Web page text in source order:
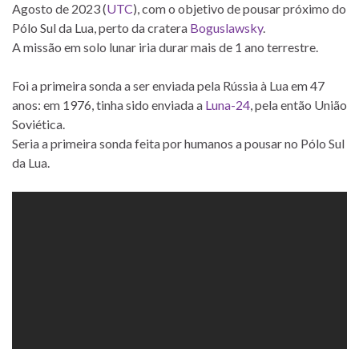
Agosto de 2023 (UTC), com o objetivo de pousar próximo do
Pólo Sul da Lua, perto da cratera Boguslawsky.
A missão em solo lunar iria durar mais de 1 ano terrestre.
Foi a primeira sonda a ser enviada pela Rússia à Lua em 47
anos: em 1976, tinha sido enviada a Luna-24, pela então União
Soviética.
Seria a primeira sonda feita por humanos a pousar no Pólo Sul
da Lua.